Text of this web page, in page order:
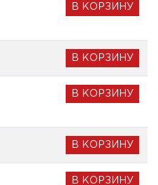
В КОРЗИНУ
В КОРЗИНУ
В КОРЗИНУ
В КОРЗИНУ
В КОРЗИНУ